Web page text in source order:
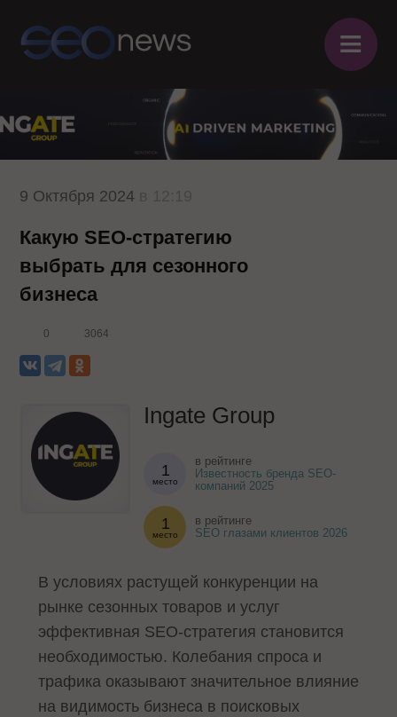
≡
9 Октября 2024
Какую SEO-стратегию
выбрать для сезонного
бизнеса
0 3064
Ingate Group
1
место
в рейтинге
Известность бренда SEO-
компаний 2025
1
место
в рейтинге
SEO глазами клиентов 2026
В условиях растущей конкуренции на
рынке сезонных товаров и услуг
эффективная SEO-стратегия становится
необходимостью. Колебания спроса и
трафика оказывают значительное влияние
на видимость бизнеса в поисковых